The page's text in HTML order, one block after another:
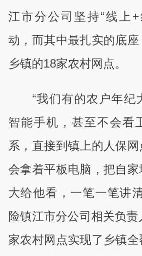
江市分公司坚持“线上
动，而其中最扎实的底
乡镇的18家农村网点。
“我们有的农户年纪
智能手机，甚至不会看
系，直接到镇上的人保
会拿着平板电脑，把自
大给他看，一笔一笔讲
险镇江市分公司相关负
家农村网点实现了乡镇